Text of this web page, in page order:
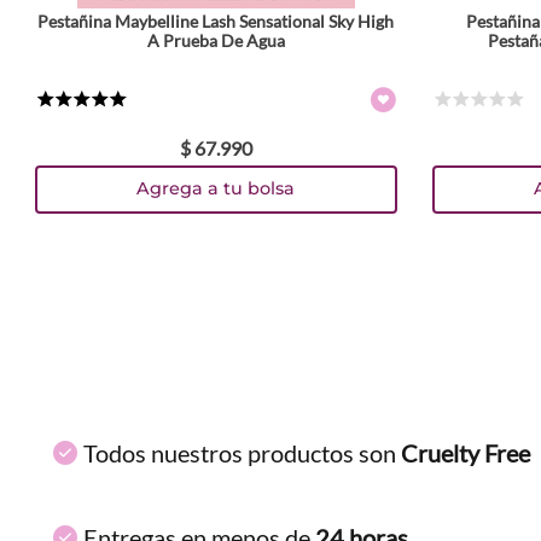
ENVIAR COMENTARIO
Pestañina Maybelline Lash Sensational Sky High
A Prueba De Agua
$ 67.990
Agrega a tu bolsa
Todos nuestros productos son Cruelty Free